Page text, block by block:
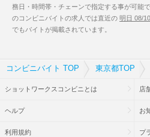
務日・時間帯・チェーンで指定する事が可能
のコンビニバイトの求人では直近の 明日 08/10
でもバイトが掲載されています。
コンビニバイト TOP 東京都TOP
ショットワークスコンビニとは 店
ヘルプ お
利用規約 プ